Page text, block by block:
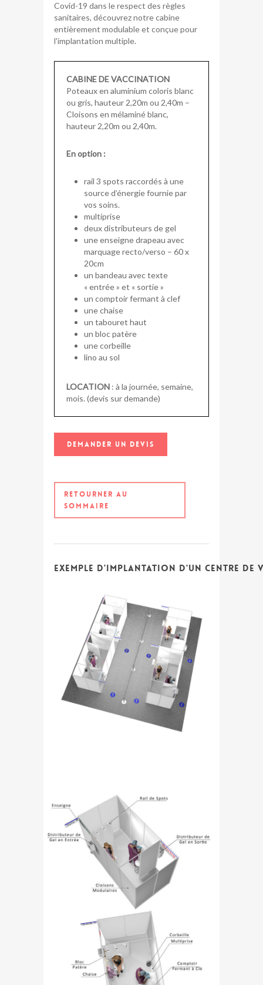
Covid-19 dans le respect des règles
sanitaires, découvrez notre cabine
entièrement modulable et conçue pour
l'implantation multiple.
CABINE DE VACCINATION
Poteaux en aluminium coloris blanc
ou gris, hauteur 2,20m ou 2,40m –
Cloisons en mélaminé blanc,
hauteur 2,20m ou 2,40m.
En option :
rail 3 spots raccordés à une
source d’énergie fournie par
vos soins.
multiprise
deuxdistributeurs de gel
une enseigne drapeau avec
marquage recto/verso – 60 x
20cm
un bandeau avec texte
« entrée » et « sortie »
un comptoir fermant à clef
une chaise
un tabouret haut
un bloc patère
une corbeille
lino au sol
LOCATION : à la journée, semaine,
mois. (devis sur demande)
DEMANDER UN DEVIS
RETOURNER AU
SOMMAIRE
Exemple d'implantation d'un centre de